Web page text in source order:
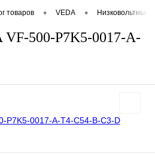
товаров • VEDA •
500-P7K5-0017-A-